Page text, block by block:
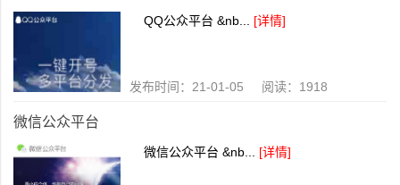
QQ公众平台 &nb... [详情]
发布时间：21-01-05 阅读：1918
微信公众平台
微信公众平台 &nb... [详情]